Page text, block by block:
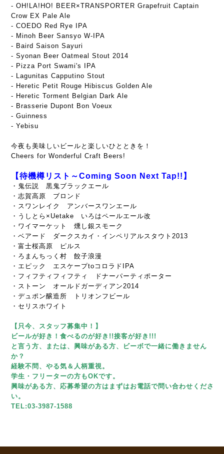
- OH!LA!HO! BEER×TRANSPORTER Grapefruit Captain
Crow EX Pale Ale
- COEDO Red Rye IPA
- Minoh Beer Sansyo W-IPA
- Baird Saison Sayuri
- Syonan Beer Oatmeal Stout 2014
- Pizza Port Swami's IPA
- Lagunitas Capputino Stout
- Heretic Petit Rouge Hibiscus Golden Ale
- Heretic Torment Belgian Dark Ale
- Brasserie Dupont Bon Voeux
- Guinness
- Yebisu
今夜も美味しいビールと楽しいひとときを！
Cheers for Wonderful Craft Beers!
【待機樽リスト～Coming Soon Next Tap!!】
・鬼伝説 黒鬼ブラックエール
・志賀高原 ブロンド
・スワンレイク アンバースワンエール
・うしとら×Uetake いろはペールエール改
・ワイマーケット 燻し銀スモーク
・ベアード ダークスカイ・インペリアルスタウト2013
・富士桜高原 ピルス
・ろまんちっく村 餃子浪漫
・エピック エスケープtoコロラドIPA
・フィフティフィフティ ドナーパーティポーター
・ストーン オールドガーディアン2014
・デュポン醸造所 トリオンフビール
・セリスホワイト
【只今、スタッフ募集中！】
ビールが好き！食べるのが好き!!接客が好き!!!
と言う方、または、興味がある方、ビーボで一緒に働きません
か？
経験不問、やる気＆人柄重視。
学生・フリーターの方もOKです。
興味がある方、応募希望の方はまずはお電話で問い合わせくださ
い。
TEL:03-3987-1588